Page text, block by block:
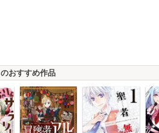
のおすすめ作品